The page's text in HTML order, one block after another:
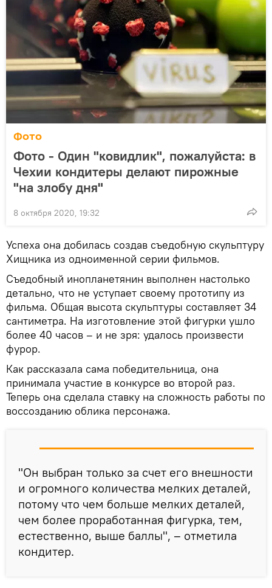
Фото
Фото - Один "ковидлик", пожалуйста: в
Чехии кондитеры делают пирожные
"на злобу дня"
8 октября 2020, 19:32
Успеха она добилась создав съедобную скульптуру
Хищника из одноименной серии фильмов.
Съедобный инопланетянин выполнен настолько
детально, что не уступает своему прототипу из
фильма. Общая высота скульптуры составляет 34
сантиметра. На изготовление этой фигурки ушло
более 40 часов – и не зря: удалось произвести
фурор.
Как рассказала сама победительница, она
принимала участие в конкурсе во второй раз.
Теперь она сделала ставку на сложность работы по
воссозданию облика персонажа.
"Он выбран только за счет его внешности
и огромного количества мелких деталей,
потому что чем больше мелких деталей,
чем более проработанная фигурка, тем,
естественно, выше баллы", – отметила
кондитер.